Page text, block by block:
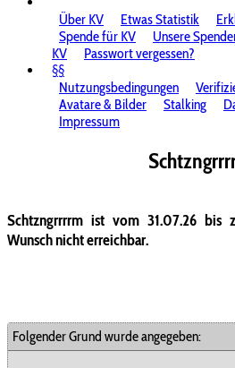
Über KV
Etwas Statistik
Spende für KV
Unsere
KV
Passwort vergessen?
§§
Nutzungsbedingungen
Avatare & Bilder
Stalking
Impressum
Schtzngrrrrm ist vom 31.07.26 bis
Wunsch nicht erreichbar.
Folgender Grund wurde angegeben: